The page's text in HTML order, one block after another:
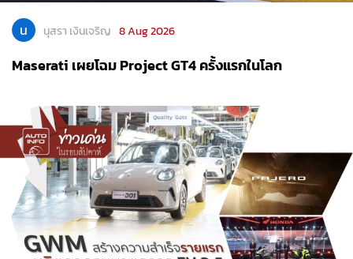
น นุสรา เงินเจริญ 8 Aug 2026
Maserati เผยโฉม Project GT4 ครั้งแรกในโลก